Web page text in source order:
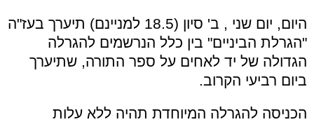
היום, יום שני , ב' סיון (18.5 למניינם) תיערך בעז"ה
"הגרלת הביניים" בין כלל הנרשמים להגרלה
הגדולה של יד לאחים על ספר התורה, שתיערך
ביום רביעי הקרוב.
הכניסה להגרלה המיוחדת תהיה ללא עלות